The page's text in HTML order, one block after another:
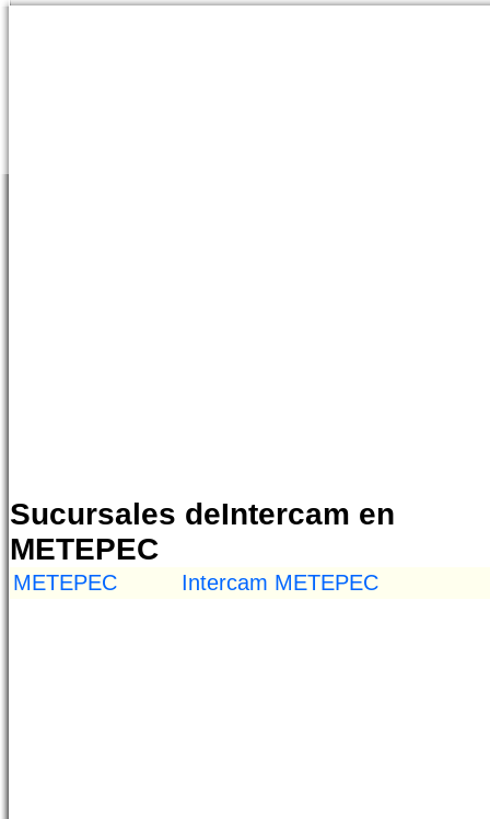
Sucursales deIntercam en
METEPEC
METEPEC Intercam METEPEC